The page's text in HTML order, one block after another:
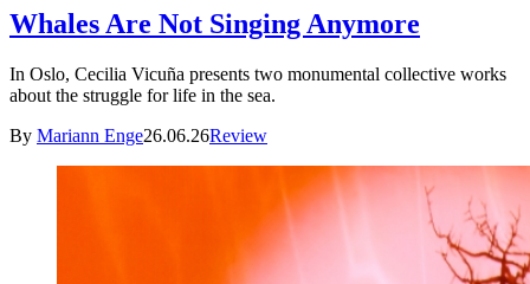
Whales Are Not Singing Anymore
In Oslo, Cecilia Vicuña presents two monumental collective works
about the struggle for life in the sea.
By Mariann Enge26.06.26Review